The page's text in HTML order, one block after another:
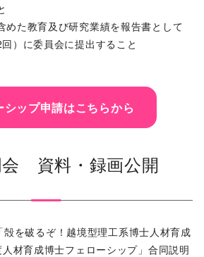
めた教育及び研究業績を報告書として
）に委員会に提出すること
シップ申請はこちらから
資料・録画公開
を破るぞ！越境型理工系博士人材育成
材育成博士フェローシップ」合同説明